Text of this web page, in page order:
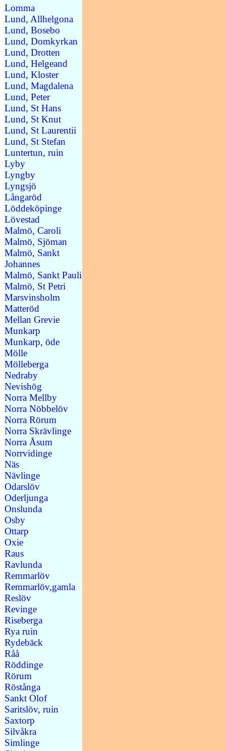
Lomma
Lund, Allhelgona
Lund, Bosebo
Lund, Domkyrkan
Lund, Drotten
Lund, Helgeand
Lund, Kloster
Lund, Magdalena
Lund, Peter
Lund, St Hans
Lund, St Knut
Lund, St Laurentii
Lund, St Stefan
Luntertun, ruin
Lyby
Lyngby
Lyngsjö
Långaröd
Löddeköpinge
Lövestad
Malmö, Caroli
Malmö, Sjöman
Malmö, Sankt
Johannes
Malmö, Sankt Pauli
Malmö, St Petri
Marsvinsholm
Matteröd
Mellan Grevie
Munkarp
Munkarp, öde
Mölle
Mölleberga
Nedraby
Nevishög
Norra Mellby
Norra Nöbbelöv
Norra Rörum
Norra Skrävlinge
Norra Åsum
Norrvidinge
Näs
Nävlinge
Odarslöv
Oderljunga
Onslunda
Osby
Ottarp
Oxie
Raus
Ravlunda
Remmarlöv
Remmarlöv,gamla
Reslöv
Revinge
Riseberga
Rya ruin
Rydebäck
Råå
Röddinge
Rörum
Röstånga
Sankt Olof
Saritslöv, ruin
Saxtorp
Silvåkra
Simlinge